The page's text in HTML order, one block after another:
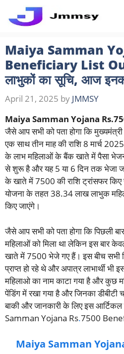
Maiya Samman
Beneficiary List
लाभुकों का सूचि, आज
April 21, 2025 by JMMSY
Maiya Samman Yojana
जैसे आप सभी को पता होगा कि
एक साथ तीन माह की राशि 8 मार्च
के लाभ महिलाओं के बैंक खाते में पैसा
से शुरू है और यह 5 या 6 दिन तक भेजा
के खाते में 7500 की राशि ट्रांसफर
योजना के तहत 38.34 लाख लाभुक
किए जाएंगे।
जैसे आप सभी को पता होगा कि पिछली
महिलाओं को मिला था लेकिन इस बार
खाते में 7500 भेजे गए हैं। इस बीच सभी
प्राप्त हो रहे थे और अपात्र लाभार्थी
महिलाओ का नाम काटा गया है और कुछ
पेंडिंग में रखा गया है और जिनका डीबीटी
बाकी और जानकारी के लिए इस
Samman Yojana Rs.7500
Maiya Samman